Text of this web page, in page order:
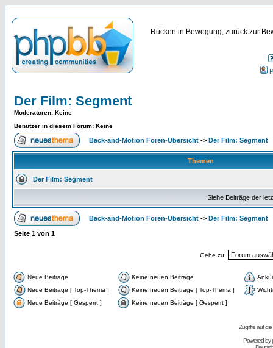
Rücken in Bewegung, zurück zur
Der Film: Segment
Moderatoren: Keine
Benutzer in diesem Forum: Keine
Back-and-Motion Foren-Übersicht -> Der Film: Segment
Themen
Der Film: Segment
Siehe Beiträge der
Back-and-Motion Foren-Übersicht -> Der Film: Segment
Seite 1 von 1
Gehe zu:
Neue Beiträge Keine neuen Beiträge
Neue Beiträge [ Top-Thema ]
Keine neuen Beiträge [ Top-Thema ]
Neue Beiträge [ Gesperrt ]
Keine neuen Beiträge [ Gesperrt ]
Zugriffe auf
Powered by